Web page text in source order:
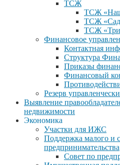
ТСЖ
ТСЖ
ТСЖ
ТСЖ
Финансовое
Контактная
Структура
Приказы
Финансовый
Резерв
Выявление
недвижимости
Экономика
Участки для ИЖС
Поддержка малого и
предпринимательства
Совет по